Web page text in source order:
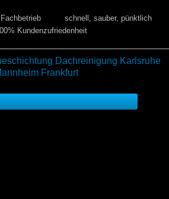
schnell, sauber, pünktlich
Kundenzufriedenheit